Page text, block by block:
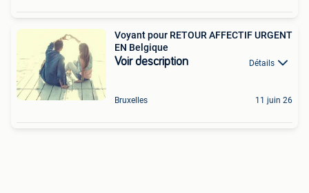
Voyant pour RETOUR AFFECTIF URGENT
EN Belgique
Voir description Détails
Bruxelles 11 juin 26